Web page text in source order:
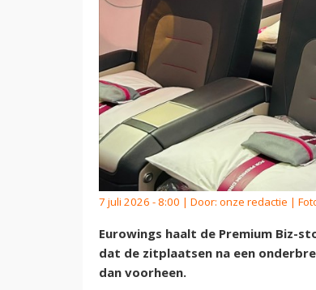
7 juli 2026 - 8:00 | Door: onze redactie |
Eurowings haalt de Premium Biz-
dat de zitplaatsen na een
dan voorheen.